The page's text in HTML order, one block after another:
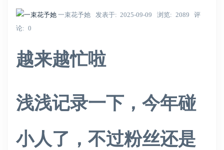
一束花予她 发表于 2025-09-09 浏览 2089
评
论
0
越来越忙啦
浅浅记录一下，今年碰
小人了，不过粉丝还是